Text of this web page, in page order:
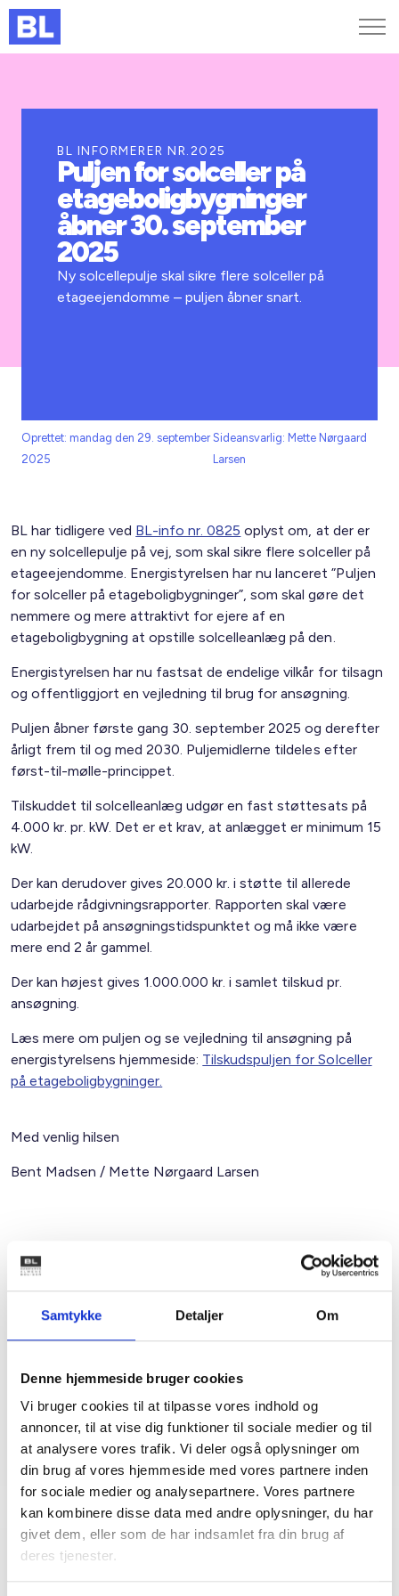
Samtykke Detaljer Om
Denne hjemmeside bruger cookies
Vi bruger cookies til at tilpasse vores indhold og
annoncer, til at vise dig funktioner til sociale medier og til
at analysere vores trafik. Vi deler også oplysninger om
din brug af vores hjemmeside med vores partnere inden
for sociale medier og analysepartnere. Vores partnere
kan kombinere disse data med andre oplysninger, du har
givet dem, eller som de har indsamlet fra din brug af
deres tjenester.
Kurser og arrangementer
Jobportalen
BL INFORMERER NR.2025
Puljen for solceller på
etageboligbygninger
åbner 30. september
2025
Ny solcellepulje skal sikre flere solceller på
etageejendomme – puljen åbner snart.
Oprettet: mandag den 29. september
2025
Sideansvarlig: Mette Nørgaard
Larsen
BL har tidligere ved BL-info nr. 0825 oplyst om, at der er
en ny solcellepulje på vej, som skal sikre flere solceller på
etageejendomme. Energistyrelsen har nu lanceret ”Puljen
for solceller på etageboligbygninger”, som skal gøre det
nemmere og mere attraktivt for ejere af en
etageboligbygning at opstille solcelleanlæg på den.
Energistyrelsen har nu fastsat de endelige vilkår for tilsagn
og offentliggjort en vejledning til brug for ansøgning.
Puljen åbner første gang 30. september 2025 og derefter
årligt frem til og med 2030. Puljemidlerne tildeles efter
først-til-mølle-princippet.
Tilskuddet til solcelleanlæg udgør en fast støttesats på
4.000 kr. pr. kW. Det er et krav, at anlægget er minimum 15
kW.
Der kan derudover gives 20.000 kr. i støtte til allerede
udarbejde rådgivningsrapporter. Rapporten skal være
udarbejdet på ansøgningstidspunktet og må ikke være
mere end 2 år gammel.
Der kan højest gives 1.000.000 kr. i samlet tilskud pr.
ansøgning.
Læs mere om puljen og se vejledning til ansøgning på
energistyrelsens hjemmeside: Tilskudspuljen for Solceller
på etageboligbygninger.
Med venlig hilsen
Bent Madsen / Mette Nørgaard Larsen
Kontakt
Mette Nørgaard
Larsen
Juridisk konsulent
Mail: mel@bl.dk
Relateret indhold